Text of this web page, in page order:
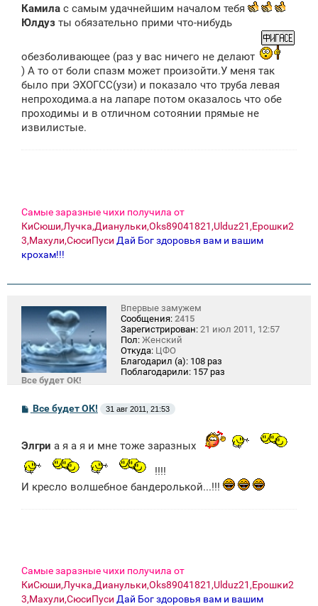
б
щ
и
е
Камила с самым удачнейшим началом тебя
Юлдуз ты обязательно прими что-нибудь
обезболивающее (раз у вас ничего не делают
) А то от боли спазм может произойти.У меня так
было при ЭХОГСС(узи) и показало что труба левая
непроходима.а на лапаре потом оказалось что обе
проходимы и в отличном сотоянии прямые не
извилистые.
Самые заразные чихи получила от
КиСюши,Лучка,Дианульки,Oks89041821,Ulduz21,Ерошки2
3,Махули,СюсиПуси Дай Бог здоровья вам и вашим
крохам!!!
Все будет ОК!
Впервые замужем
Сообщения: 2415
Зарегистрирован: 21 июл 2011, 12:57
Пол: Женский
Откуда: ЦФО
Благодарил (а): 108 раз
Поблагодарили: 157 раз
С
о
щ
н
и
е
Все будет ОК! 31 авг 2011, 21:53
Элгри а я а я и мне тоже заразных
!!!!
И кресло волшебное бандеролькой...!!!
Самые заразные чихи получила от
КиСюши,Лучка,Дианульки,Oks89041821,Ulduz21,Ерошки2
3,Махули,СюсиПуси Дай Бог здоровья вам и вашим